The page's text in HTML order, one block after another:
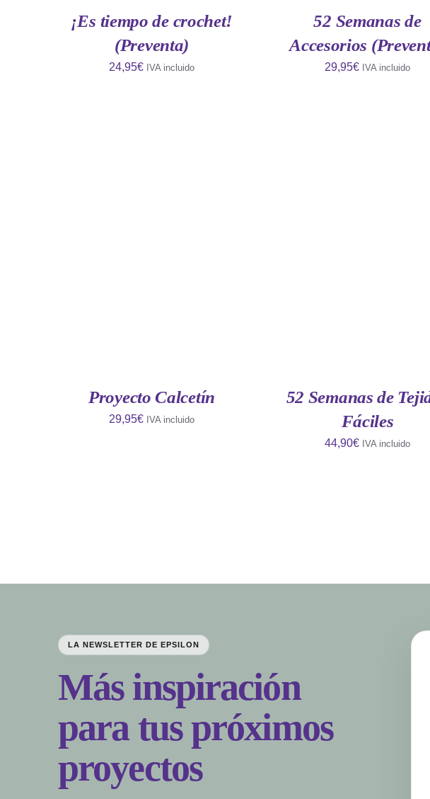
¡Es tiempo de crochet!
(Preventa)
24,95€ IVA incluido
52 Semanas de
Accesorios
29,95€ IVA incluido
Proyecto Calcetín
29,95€ IVA incluido
52 Semanas de
Fáciles
44,90€ IVA incluido
LA NEWSLETTER DE EPSILON
Más inspiración
para tus próximos
proyectos